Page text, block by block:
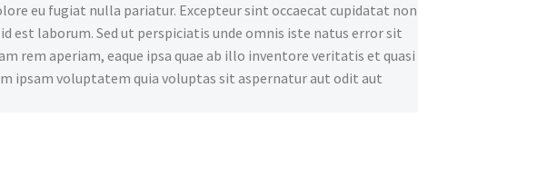
eu fugiat nulla pariatur. Excepteur sint occaecat cupidatat non
est laborum. Sed ut perspiciatis unde omnis iste natus error sit
rem aperiam, eaque ipsa quae ab illo inventore veritatis et quasi
ipsam voluptatem quia voluptas sit aspernatur aut odit aut